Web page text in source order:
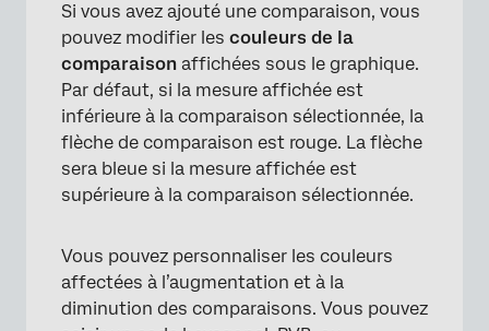
Si vous avez ajouté une comparaison, vous
pouvez modifier les couleurs de la
comparaison affichées sous le graphique.
Par défaut, si la mesure affichée est
inférieure à la comparaison sélectionnée, la
flèche de comparaison est rouge. La flèche
sera bleue si la mesure affichée est
supérieure à la comparaison sélectionnée.
Vous pouvez personnaliser les couleurs
affectées à l’augmentation et à la
diminution des comparaisons. Vous pouvez